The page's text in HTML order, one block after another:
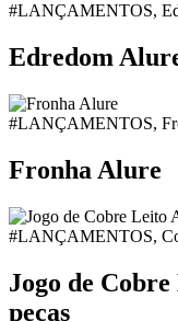
#LANÇAMENTOS,
Edredom
#LANÇAMENTOS,
Fronha Alure
#LANÇAMENTOS,
Jogo de
peças